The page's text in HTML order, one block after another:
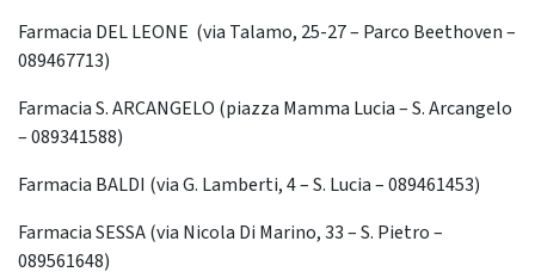
Farmacia DEL LEONE (via Talamo, 25-27 – Parco Beethoven –
089467713)
Farmacia S. ARCANGELO (piazza Mamma Lucia – S. Arcangelo
– 089341588)
Farmacia BALDI (via G. Lamberti, 4 – S. Lucia – 089461453)
Farmacia SESSA (via Nicola Di Marino, 33 – S. Pietro –
089561648)